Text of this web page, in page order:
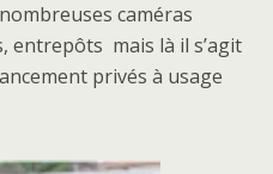
caméras
entrepôts mais là il s’agit
privés à usage